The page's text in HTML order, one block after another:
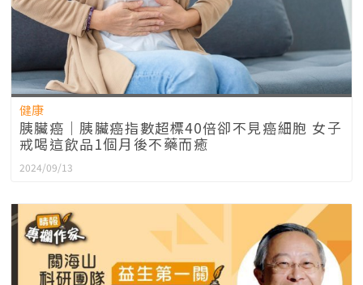
健康
胰臟癌｜胰臟癌指數超標40倍卻不見癌細胞 女子
戒喝這飲品1個月後不藥而癒
2024/09/13